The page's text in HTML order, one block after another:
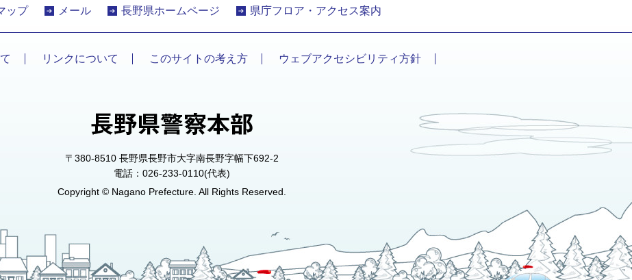
ップ メール 長野県ホームページ 県庁フロア・アクセス案内
リンクについて このサイトの考え方 ウェブアクセシビリティ方針
〒380-8510 長野県長野市大字南長野字幅下692-2
電話：026-233-0110(代表)
Copyright © Nagano Prefecture. All Rights Reserved.